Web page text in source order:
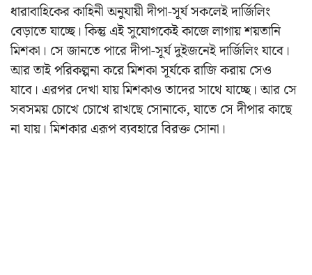
ধারাবাহিকের কাহিনী অনুযায়ী দীপা-সূর্য সকলেই দার্জিলিং
বেড়াতে যাচ্ছে। কিন্তু এই সুযোগকেই কাজে লাগায় শয়তানি
মিশকা। সে জানতে পারে দীপা-সূর্য দুইজনেই দার্জিলিং যাবে।
আর তাই পরিকল্পনা করে মিশকা সূর্যকে রাজি করায় সেও
যাবে। এরপর দেখা যায় মিশকাও তাদের সাথে যাচ্ছে। আর সে
সবসময় চোখে চোখে রাখছে সোনাকে, যাতে সে দীপার কাছে
না যায়। মিশকার এরূপ ব্যবহারে বিরক্ত সোনা।